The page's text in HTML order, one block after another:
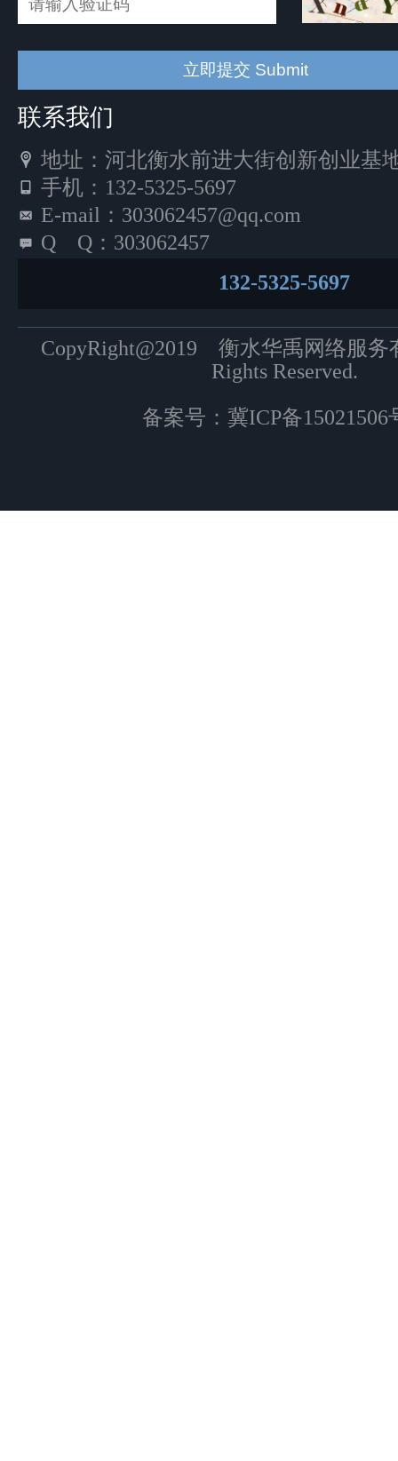
联系我们
地址：河北衡水前进大街创新创业基
手机：132-5325-5697
E-mail：303062457@qq.com
Q Q：303062457
132-5325-5697
CopyRight@2019 衡水华禹网络服
Rights Reserved.
备案号： 冀ICP备15021506